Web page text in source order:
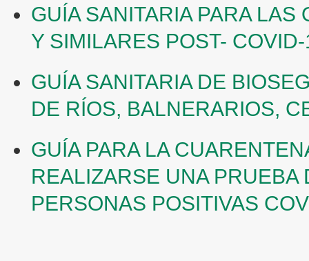
GUÍA SANITARIA PARA
Y SIMILARES POST-
GUÍA SANITARIA DE
DE RÍOS, BALNERARIOS,
GUÍA PARA LA
REALIZARSE UNA PRUEBA
PERSONAS POSITIVAS